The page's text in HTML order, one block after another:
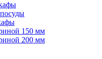
150 мм
200 мм